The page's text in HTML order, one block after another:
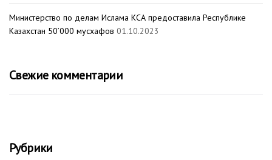
Министерство по делам Ислама КСА предоставила Республике
Казахстан 50’000 мусхафов 01.10.2023
Свежие комментарии
Рубрики